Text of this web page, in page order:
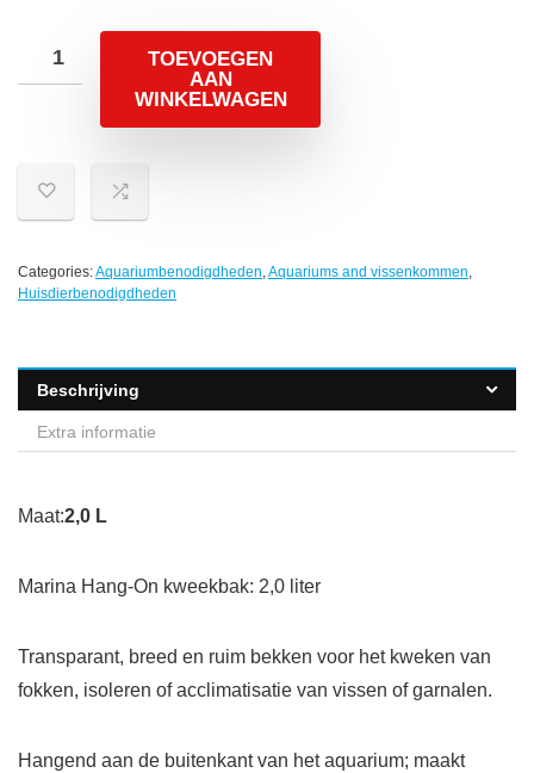
TOEVOEGEN
AAN
WINKELWAGEN
Categories:Aquariumbenodigdheden,Aquariums and vissenkommen,
Huisdierbenodigdheden
Beschrijving
Extra informatie
Maat:2,0 L
Marina Hang-On kweekbak: 2,0 liter
Transparant, breed en ruim bekken voor het kweken van
fokken, isoleren of acclimatisatie van vissen of garnalen.
Hangend aan de buitenkant van het aquarium; maakt